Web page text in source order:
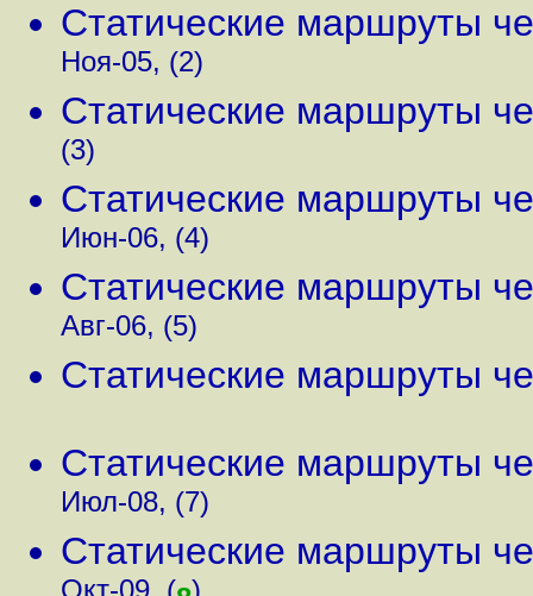
Статические маршруты
Ноя-05, (2)
Статические маршруты
(3)
Статические маршруты
Июн-06, (4)
Статические маршруты
Авг-06, (5)
Статические маршруты
Статические маршруты
Июл-08, (7)
Статические маршруты